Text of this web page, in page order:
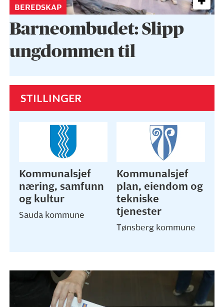
BEREDSKAP
Barneombudet: Slipp
ungdommen til
STILLINGER
Kommunalsjef
næring, samfunn
og kultur
Sauda kommune
Kommunalsjef
plan, eiendom og
tekniske
tjenester
Tønsberg kommune